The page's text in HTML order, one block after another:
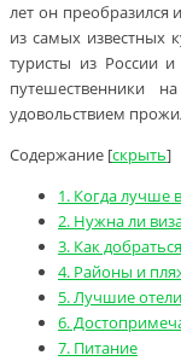
лет он преобразился
из самых известных
туристы из России
удовольствием
Содержание [скрыть]
1. Когда лучше
2. Нужна ли
3. Как
4. Районы и
5.Лучшие отели
6.
7. Питание